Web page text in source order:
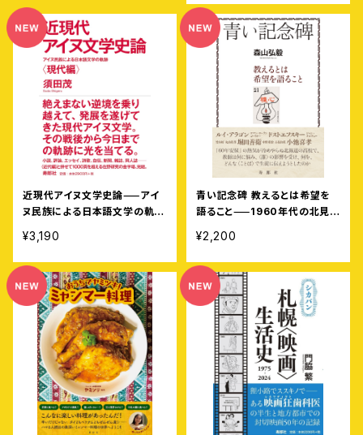
近現代アイヌ文学史論⸺アイ
ヌ民族による日本語文学の軌跡
¥3,190
青い記念碑 教えるとは希望を
語ること⸺1960年代の北見北
ば〉と小池喜孝先生のこと
¥2,200